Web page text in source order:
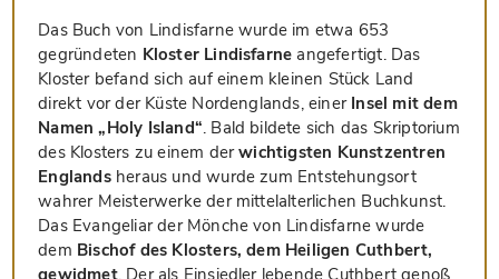
Das Buch von Lindisfarne wurde im etwa 653
gegründeten Kloster Lindisfarne angefertigt. Das
Kloster befand sich auf einem kleinen Stück Land
direkt vor der Küste Nordenglands, einer Insel mit dem
Namen „Holy Island“. Bald bildete sich das Skriptorium
des Klosters zu einem derwichtigsten Kunstzentren
Englandsheraus und wurde zum Entstehungsort
wahrer Meisterwerke der mittelalterlichen Buchkunst.
Das Evangeliar der Mönche von Lindisfarne wurde
dem Bischof des Klosters, dem Heiligen Cuthbert,
gewidmet. Der als Einsiedler lebende Cuthbert genoß